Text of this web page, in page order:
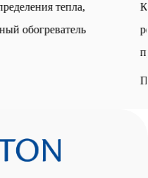
промышленных
нагреватели обеспечивают